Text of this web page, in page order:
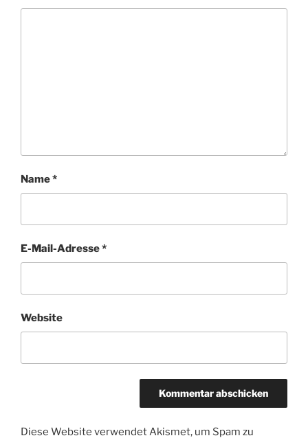
Name*
E-Mail-Adresse*
Website
Diese Website verwendet Akismet, um Spam zu